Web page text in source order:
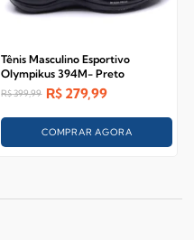
Tênis Masculino Esportivo
Olympikus 394M- Preto
R$399,99 R$ 279,99
COMPRAR AGORA